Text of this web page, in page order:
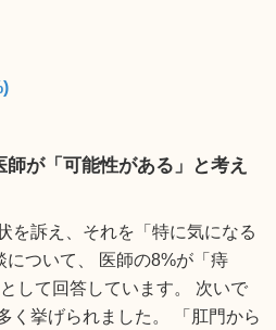
師が「可能性がある」と考え
を訴え、それを「特に気になる
ついて、 医師の8%が「痔
して回答しています。 次いで
く挙げられました。 「肛門から